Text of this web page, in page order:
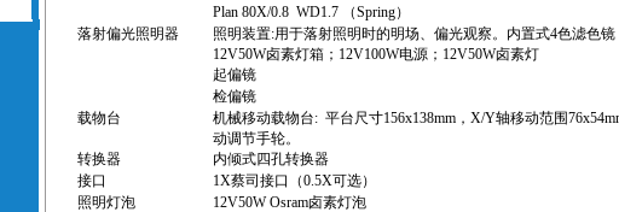
Plan 80X/0.8 WD1.7 （Spring）
落射偏光照明器 照明装置:用于落射照明时的明场、偏光观察。内置式4色滤色镜
12V50W卤素灯箱 ； 12V100W电源 ； 12V50W卤素灯
起偏镜
检偏镜
载物台
机械移动载物台:平台尺寸156x138mm ，X/Y轴移动范围
动调节手轮。
转换器
内倾式四孔转换器
接口
1X蔡司接口（0.5X可选）
照明灯泡
12V50W Osram卤素灯泡